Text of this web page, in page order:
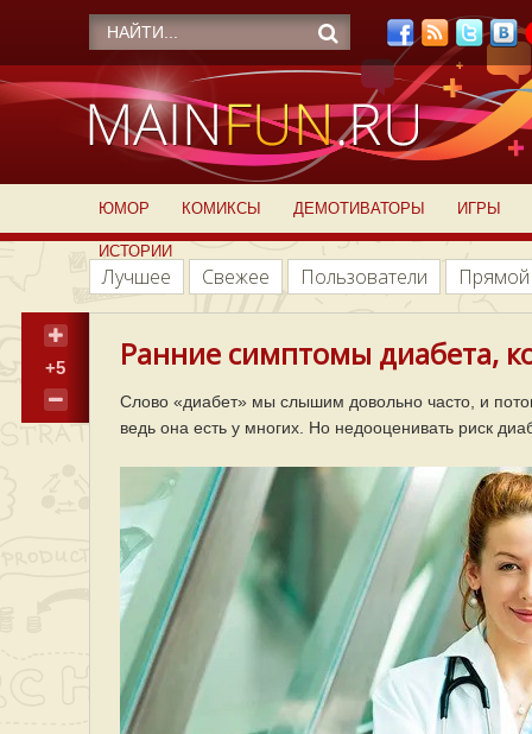
ЮМОР КОМИКСЫ ДЕМОТИВАТОРЫ ИГРЫ
ИСТОРИИ
Лучшее Свежее Пользователи
+5 Ранние симптомы диабета,
Слово «диабет» мы слышим довольно часто, и
ведь она есть у многих. Но недооценивать риск